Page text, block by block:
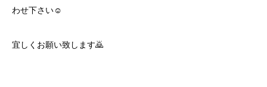
わせ下さい☺️
宜しくお願い致します🙇